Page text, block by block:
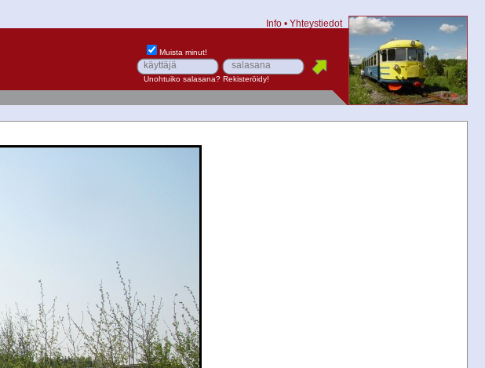
Info • Yhteystiedot
Muista minut!
Unohtuiko salasana? Rekisteröidy!